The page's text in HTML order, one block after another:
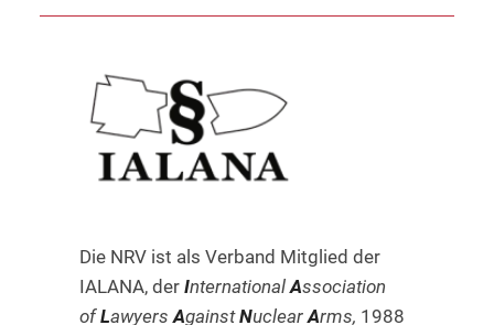
Die NRV ist als Verband Mitglied der
IALANA, der InternationalAssociation
ofLawyersAgainstNuclearArms, 1988